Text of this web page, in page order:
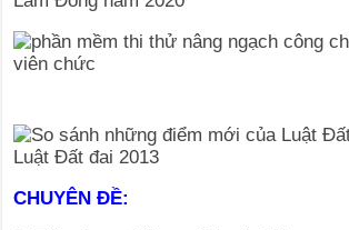
CHUYÊN ĐỀ: